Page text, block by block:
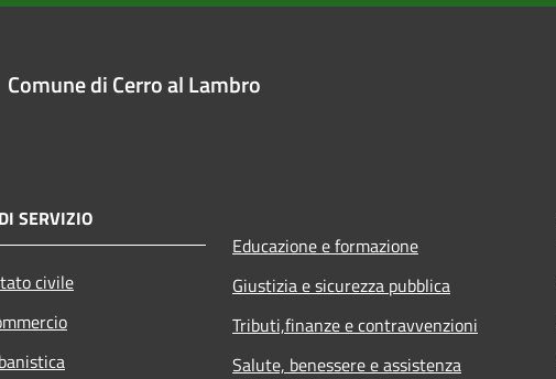
Comune di Cerro al Lambro
SERVIZIO
civile
Educazione e formazione
Giustizia e sicurezza pubblica
Tributi,finanze e contravvenzioni
Salute, benessere e assistenza